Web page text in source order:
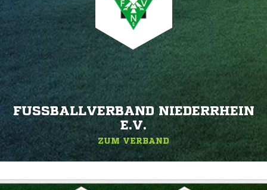
FUSSBALLVERBAND NIEDERRHEIN E
.V.
ZUM VERBAND